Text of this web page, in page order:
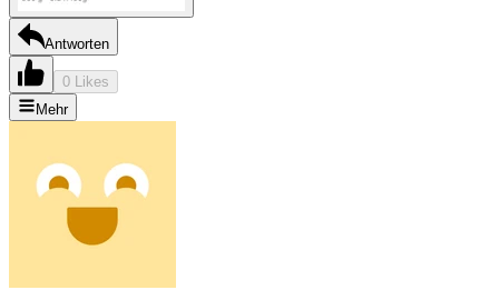
Antworten
0 Likes
Mehr